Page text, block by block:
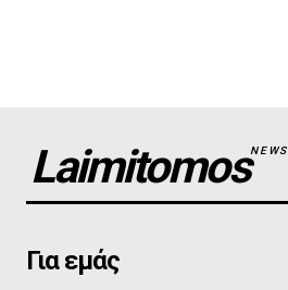
LaimitomosNEWS
Για εμάς